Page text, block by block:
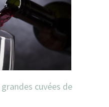
cuvées de